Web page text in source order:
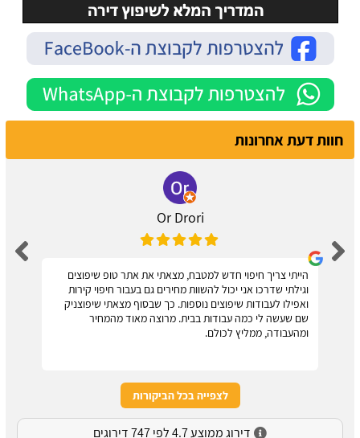
חוות דעת אחרונות
Or Drori
הייתי צריך חיפוי חדש למטבח, מצאתי את אתר טופ שיפוצים
וגילתי שדרכו אני יכול להשוות מחירים גם בעבור חיפוי קירות
ואפילו לעבודות שיפוצים נוספות. כך שבסוף מצאתי שיפוצניק
שם שעשה לי כמה עבודות בבית. מרוצה מאוד מהמחיר
ומהעבודה, ממליץ לכולם.
לצפייה בכל הביקורות
דירוג ממוצע 4.7 לפי 747 דירוגים